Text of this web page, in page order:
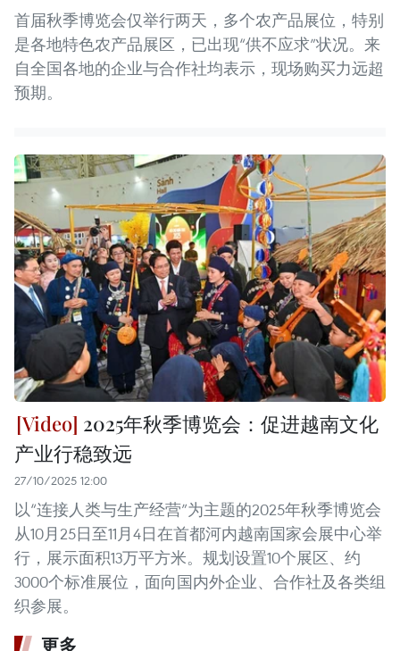
首届秋季博览会仅举行两天，多个农产品展位，特别
是各地特色农产品展区，已出现“供不应求”状况。来
自全国各地的企业与合作社均表示，现场购买力远超
预期。
2025年秋季博览会：促进越南文化
产业行稳致远
27/10/2025 12:00
以“连接人类与生产经营”为主题的2025年秋季博览会
从10月25日至11月4日在首都河内越南国家会展中心举
行，展示面积13万平方米。规划设置10个展区、约
3000个标准展位，面向国内外企业、合作社及各类组
织参展。
更多